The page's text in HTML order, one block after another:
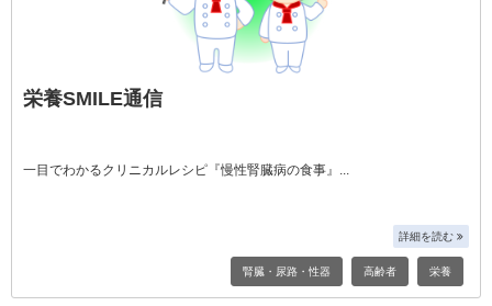
栄養SMILE通信
一目でわかるクリニカルレシピ『慢性腎臓病の食事』
詳細を読む
腎臓・尿路・性器 高齢者 栄養